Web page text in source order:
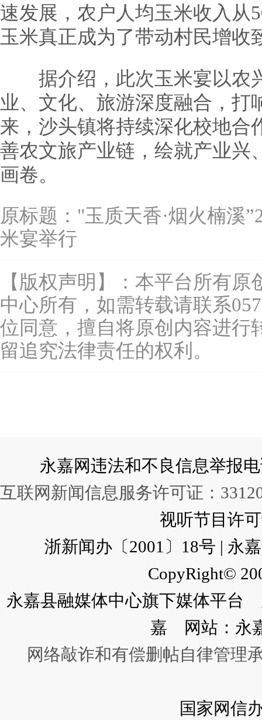
速发展，农户人均玉米收入从
玉米真正成为了带动村民增收
据介绍，此次玉米宴以农
业、文化、旅游深度融合，打
来，沙头镇将持续深化校地合
善农文旅产业链，绘就产业兴
画卷。
原标题： "玉质天香·烟火楠溪
米宴举行
【版权声明】：本平台所有
中心所有，如需转载请联系
位同意，擅自将原创内容进行
留追究法律责任的权利。
永嘉网违法和不良信息举报
互联网新闻信息服务许可证：
视听节目许
浙新闻办〔2001〕18号 | 永
CopyRight©
永嘉县融媒体中心旗下媒体平
嘉 网站：永
网络敲诈和有偿删帖自律管理
国家网信